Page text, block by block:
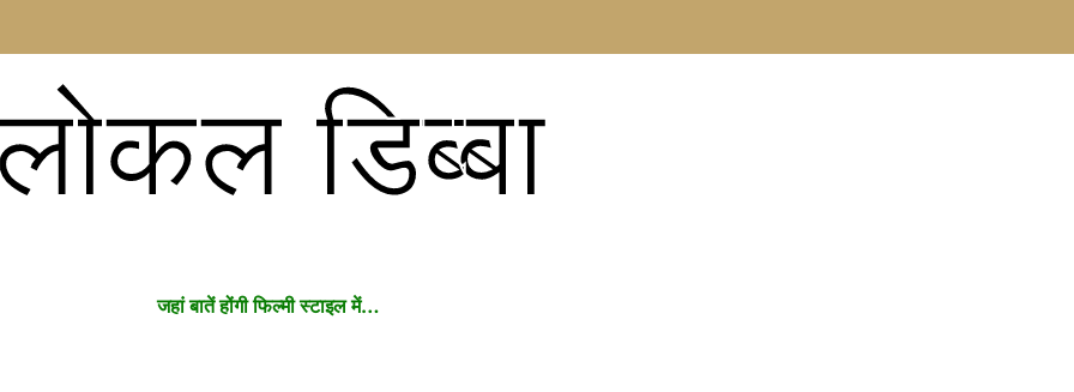
डिब्बा
जहां बातें होंगी फिल्मी स्टाइल में…